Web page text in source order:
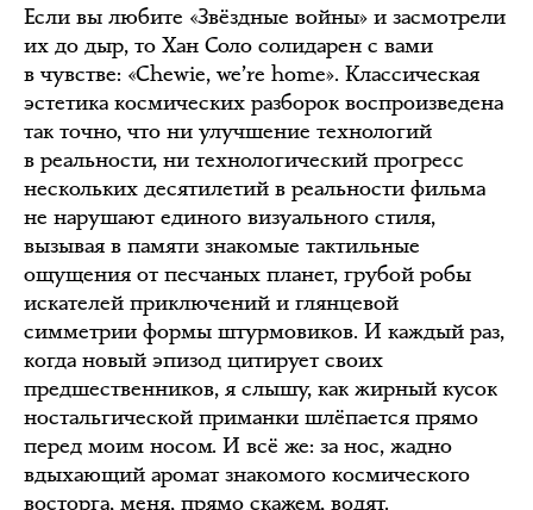
Если вы любите «Звёздные войны» и засмотрели
их до дыр, то Хан Соло солидарен с вами
в чувстве: «Chewie, we’re home». Классическая
эстетика космических разборок воспроизведена
так точно, что ни улучшение технологий
в реальности, ни технологический прогресс
нескольких десятилетий в реальности фильма
не нарушают единого визуального стиля,
вызывая в памяти знакомые тактильные
ощущения от песчаных планет, грубой робы
искателей приключений и глянцевой
симметрии формы штурмовиков. И каждый раз,
когда новый эпизод цитирует своих
предшественников, я слышу, как жирный кусок
ностальгической приманки шлёпается прямо
перед моим носом. И всё же: за нос, жадно
вдыхающий аромат знакомого космического
восторга, меня, прямо скажем, водят.